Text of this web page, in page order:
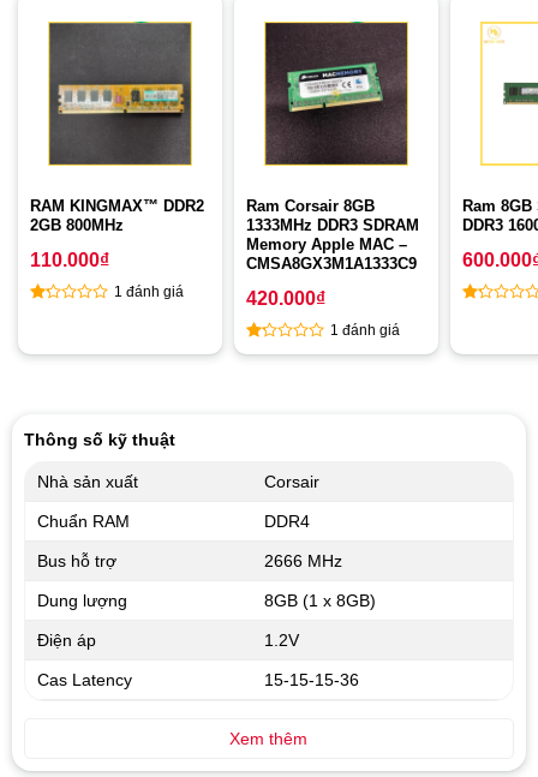
RAM KINGMAX™ DDR2
2GB 800MHz
of
110.000₫
1 đánh giá
Ram Corsair 8GB
1333MHz DDR3 SDRAM
Memory Apple MAC –
CMSA8GX3M1A1333C9
1
420.000₫
1 đánh giá
Ram
DDR3
of
600.000
Thông số kỹ thuật
Nhà sản xuất Corsair
Chuẩn RAM DDR4
Bus hỗ trợ 2666 MHz
Dung lượng 8GB (1 x 8GB)
Điện áp 1.2V
Cas Latency 15-15-15-36
Xem thêm